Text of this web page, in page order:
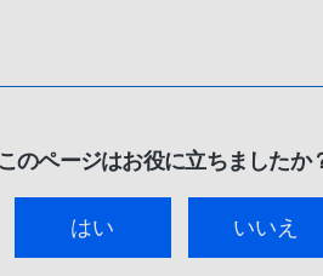
このページはお役に立ちましたか
はい いいえ